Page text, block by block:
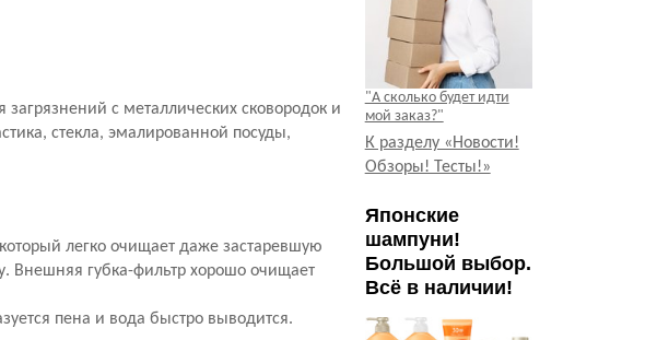
загрязнений с металлических сковородок и
стекла, эмалированной посуды,
легко очищает даже застаревшую
Внешняя губка-фильтр хорошо очищает
пена и вода быстро выводится.
"А сколько будет идти
мой заказ?"
К разделу «Новости!
Обзоры! Тесты!»
Японские
шампуни!
Большой выбор.
Всё в наличии!